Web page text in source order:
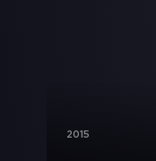
2015